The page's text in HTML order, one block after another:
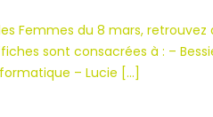
Femmes du 8 mars,
sont consacrées à : –
– Lucie […]